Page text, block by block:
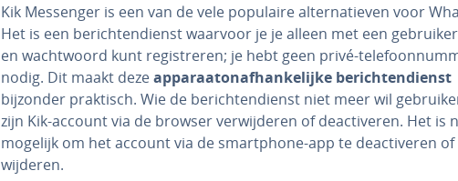
Kik Messenger is een van de vele populaire al­ter­na­tie­ven voor
Het is een be­rich­ten­dienst waarvoor je je alleen met een
en wacht­woord kunt re­gi­stre­ren; je hebt geen privé-
nodig. Dit maakt dezeap­pa­raat­on­af­han­ke­lij­ke be­rich­ten­dienst
bijzonder praktisch. Wie de be­rich­ten­dienst niet meer wil
zijn Kik-account via de browser ver­wij­de­ren of de­ac­ti­ve­ren. Het is
mogelijk om het account via de smartpho­ne-app te de­ac­ti­ve­ren
wij­de­ren.